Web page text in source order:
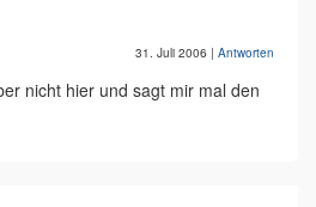
31. Juli 2006 | Antworten
nicht hier und sagt mir mal den